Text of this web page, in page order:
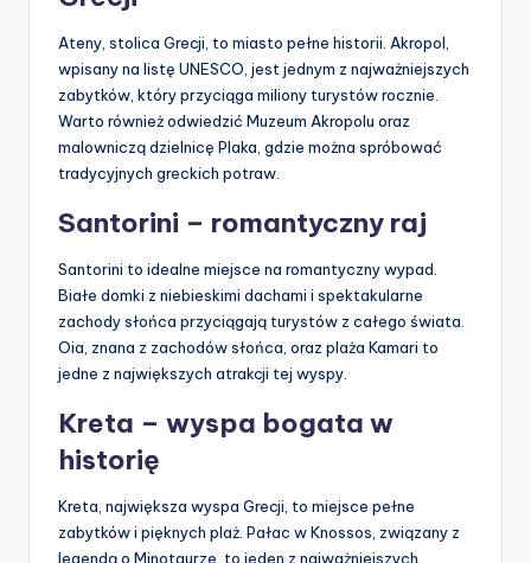
Ateny, stolica Grecji, to miasto pełne historii. Akropol,
wpisany na listę UNESCO, jest jednym z najważniejszych
zabytków, który przyciąga miliony turystów rocznie.
Warto również odwiedzić Muzeum Akropolu oraz
malowniczą dzielnicę Plaka, gdzie można spróbować
tradycyjnych greckich potraw.
Santorini – romantyczny raj
Santorini to idealne miejsce na romantyczny wypad.
Białe domki z niebieskimi dachami i spektakularne
zachody słońca przyciągają turystów z całego świata.
Oia, znana z zachodów słońca, oraz plaża Kamari to
jedne z największych atrakcji tej wyspy.
Kreta – wyspa bogata w
historię
Kreta, największa wyspa Grecji, to miejsce pełne
zabytków i pięknych plaż. Pałac w Knossos, związany z
legendą o Minotaurze, to jeden z najważniejszych